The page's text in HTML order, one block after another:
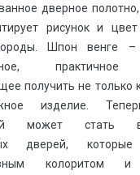
дверное
рисунок и
Шпон венге
практичное
получить не только
изделие.
может стать
дверей,
колоритом и